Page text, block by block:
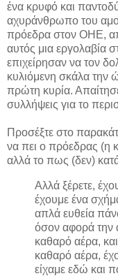
ένα κρυφό και
αχυράνθρωπο του
πρόεδρα στον ΟΗΕ,
αυτός μια εργολαβία
επιχείρησαν να τον
κυλιόμενη σκάλα την
πρώτη κυρία.
συλλήψεις για το
Προσέξτε στο
να πει ο πρόεδρας (η
αλλά το πως (δεν)
Αλλά ξέρετε,
έχουμε ένα
απλά ευθεία
όσον αφορά την
καθαρό αέρα,
καθαρό αέρα,
είχαμε εδώ και